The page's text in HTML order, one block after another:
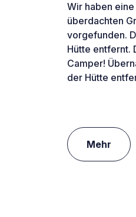
Wir haben
überdachten
vorgefunden.
Hütte entfernt.
Camper!
der Hütte
Mehr